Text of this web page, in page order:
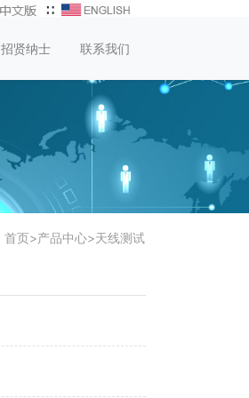
∷
招贤纳士 联系我们
首页>产品中心>天线测试